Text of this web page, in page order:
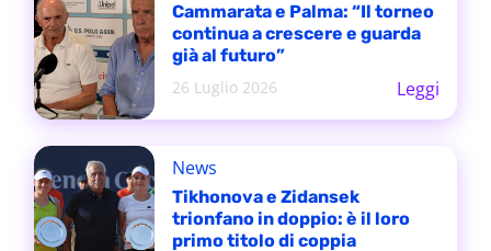
Cammarata e Palma: “Il torneo
continua a crescere e guarda
già al futuro”
26 Luglio 2026
Leggi
News
Tikhonova e Zidansek
trionfano in doppio: è il loro
primo titolo di coppia